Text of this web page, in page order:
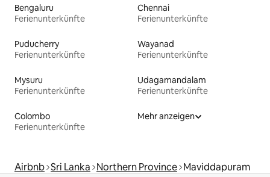
Bengaluru
Ferienunterkünfte
Chennai
Ferienunterkünfte
Puducherry
Ferienunterkünfte
Wayanad
Ferienunterkünfte
Mysuru
Ferienunterkünfte
Udagamandalam
Ferienunterkünfte
Colombo
Ferienunterkünfte
Mehr anzeigen
Airbnb Sri Lanka Northern Province Maviddapuram